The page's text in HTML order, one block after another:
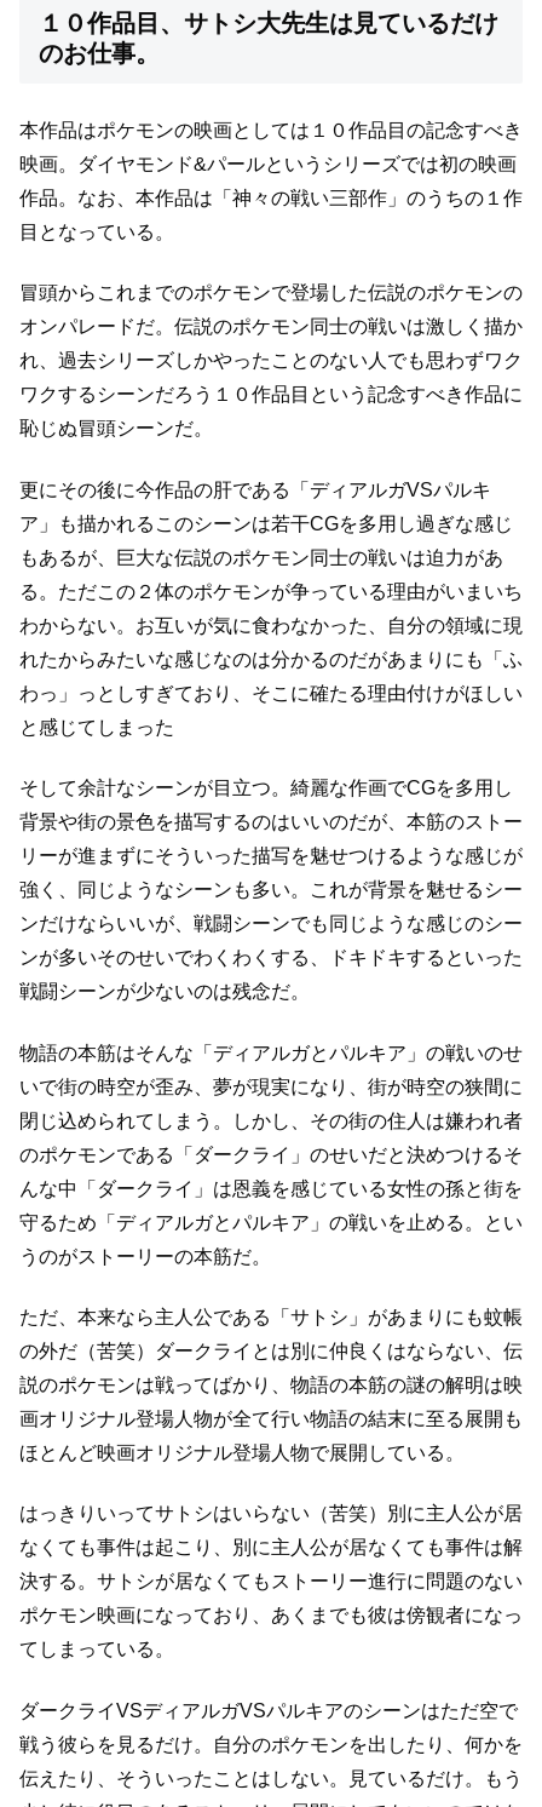
１０作品目、サトシ大先生は見ているだけ
のお仕事。
本作品はポケモンの映画としては１０作品目の記念すべき
映画。
ダイヤモンド&パールというシリーズでは初の映画
作品。 なお、本作品は「神々の戦い三部作」のうちの１作
目となっている。
冒頭からこれまでのポケモンで登場した伝説のポケモンの
オンパレードだ。 伝説のポケモン同士の戦いは激しく描か
れ、 過去シリーズしかやったことのない人でも思わずワク
ワクするシーンだろう １０作品目という記念すべき作品に
恥じぬ冒頭シーンだ。
更にその後に今作品の肝である「ディアルガVSパルキ
ア」も描かれる このシーンは若干CGを多用し過ぎな感じ
もあるが、
巨大な伝説のポケモン同士の戦いは迫力があ
る。 ただこの２体のポケモンが争っている理由がいまいち
わからない。 お互いが気に食わなかった、自分の領域に現
れたからみたいな感じなのは分かるのだがあまりにも「ふ
わっ」っとしすぎており、そこに確たる理由付けがほしい
と感じてしまった
そして余計なシーンが目立つ。 綺麗な作画でCGを多用し
背景や街の景色を描写するのはいいのだが、 本筋のストー
リーが進まずにそういった描写を魅せつけるような感じが
強く、同じようなシーンも多い。
これが背景を魅せるシー
ンだけならいいが、戦闘シーンでも同じような感じのシー
ンが多いそのせいでわくわくする、ドキドキするといった
戦闘シーンが少ないのは残念だ。
物語の本筋はそんな「ディアルガとパルキア」の戦いのせ
いで街の時空が歪み、 夢が現実になり、街が時空の狭間に
閉じ込められてしまう。
しかし、その街の住人は嫌われ者
のポケモンである「ダークライ」のせいだと決めつけるそ
んな中「ダークライ」は恩義を感じている女性の孫と街を
守るため 「ディアルガとパルキア」の戦いを止める。
とい
うのがストーリーの本筋だ。
ただ、本来なら主人公である「サトシ」があまりにも蚊帳
の外だ（苦笑）
ダークライとは別に仲良くはならない、伝
説のポケモンは戦ってばかり、 物語の本筋の謎の解明は映
画オリジナル登場人物が全て行い物語の結末に至る展開も
ほとんど映画オリジナル登場人物で展開している。
はっきりいってサトシはいらない（苦笑）
別に主人公が居
なくても事件は起こり、別に主人公が居なくても事件は解
決する。 サトシが居なくてもストーリー進行に問題のない
ポケモン映画になっており、 あくまでも彼は傍観者になっ
てしまっている。
ダークライVSディアルガVSパルキアのシーンはただ空で
戦う彼らを見るだけ。
自分のポケモンを出したり、何かを
伝えたり、そういったことはしない。見ているだけ。
もう